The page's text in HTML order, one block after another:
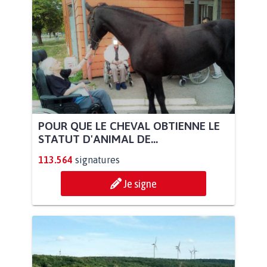
POUR QUE LE CHEVAL OBTIENNE LE
STATUT D'ANIMAL DE...
113.564 signatures
Je signe